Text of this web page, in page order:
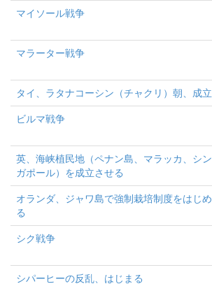
マイソール戦争
マラーター戦争
タイ、ラタナコーシン（チャクリ）朝、成立
ビルマ戦争
英、海峡植民地（ペナン島、マラッカ、シン
ガポール）を成立させる
オランダ、ジャワ島で強制栽培制度をはじめ
る
シク戦争
シパーヒーの反乱、はじまる